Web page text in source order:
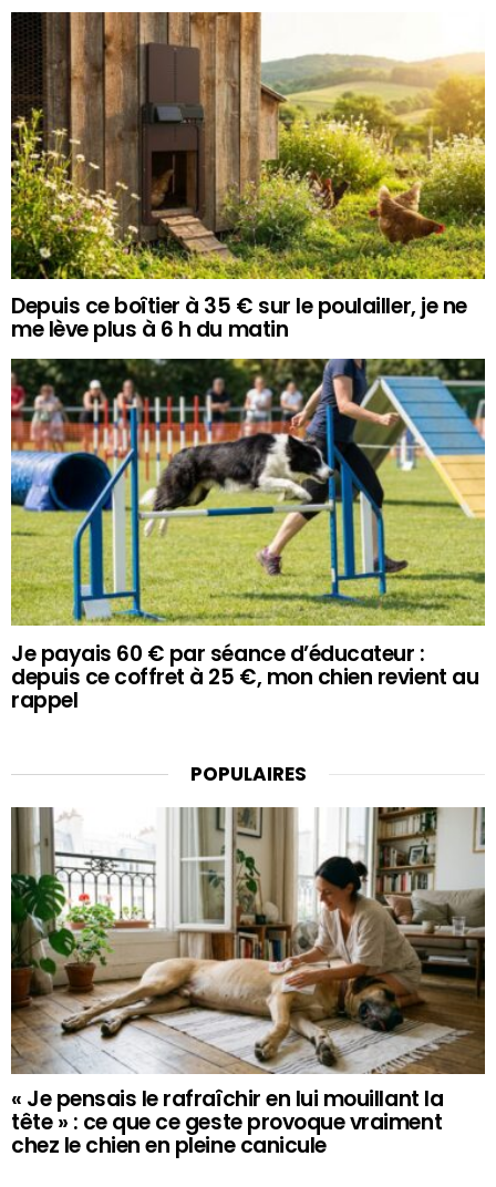
Depuis ce boîtier à 35 € sur le poulailler, je ne
me lève plus à 6 h du matin
Je payais 60 € par séance d’éducateur :
depuis ce coffret à 25 €, mon chien revient au
rappel
POPULAIRES
« Je pensais le rafraîchir en lui mouillant la
tête » : ce que ce geste provoque vraiment
chez le chien en pleine canicule